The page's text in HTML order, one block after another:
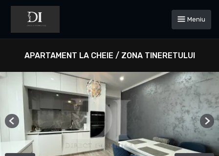
Meniu
APARTAMENT LA CHEIE / ZONA TINERETULUI
Previous